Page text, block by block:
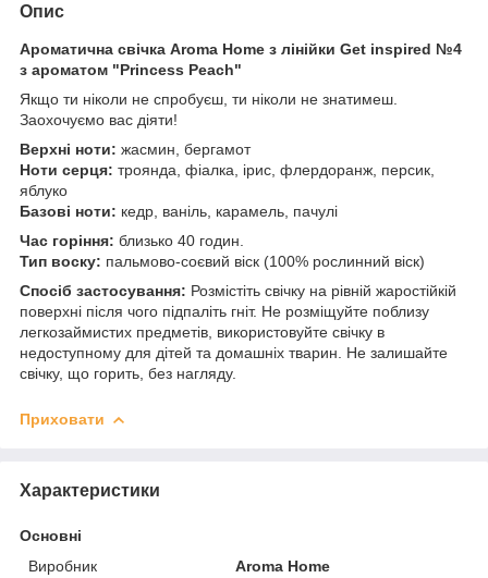
Опис
Ароматична свічка Aroma Home з лінійки Get inspired №4
з ароматом "Princess Peach"
Якщо ти ніколи не спробуєш, ти ніколи не знатимеш.
Заохочуємо вас діяти!
Верхні ноти: жасмин, бергамот
Ноти серця: троянда, фіалка, ірис, флердоранж, персик,
яблуко
Базові ноти: кедр, ваніль, карамель, пачулі
Час горіння: близько 40 годин.
Тип воску: пальмово-соєвий віск (100% рослинний віск)
Спосіб застосування: Розмістіть свічку на рівній жаростійкій
поверхні після чого підпаліть гніт. Не розміщуйте поблизу
легкозаймистих предметів, використовуйте свічку в
недоступному для дітей та домашніх тварин. Не залишайте
свічку, що горить, без нагляду.
Приховати
Характеристики
Основні
Виробник
Aroma Home